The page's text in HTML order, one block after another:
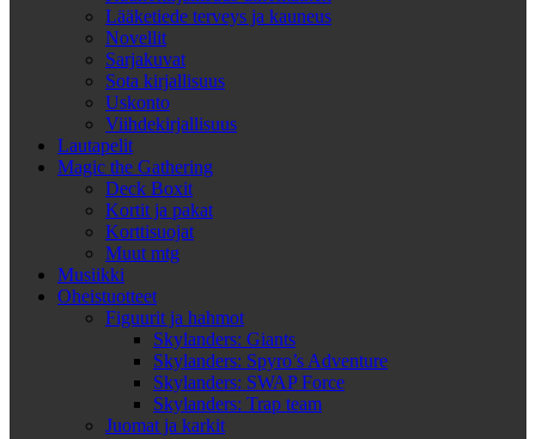
Lääketiede terveys ja kauneus
Novellit
Sarjakuvat
Sota kirjallisuus
Uskonto
Viihdekirjallisuus
Lautapelit
Magic the Gathering
Deck Boxit
Kortit ja pakat
Korttisuojat
Muut mtg
Musiikki
Oheistuotteet
Figuurit ja hahmot
Skylanders: Giants
Skylanders: Spyro’s Adventure
Skylanders: SWAP Force
Skylanders: Trap team
Juomat ja karkit